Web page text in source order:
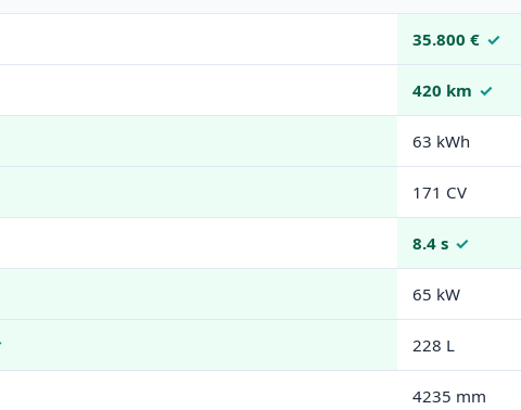
35.800 €
420 km
63 kWh
171 CV
8.4 s
65 kW
228 L
4235 mm